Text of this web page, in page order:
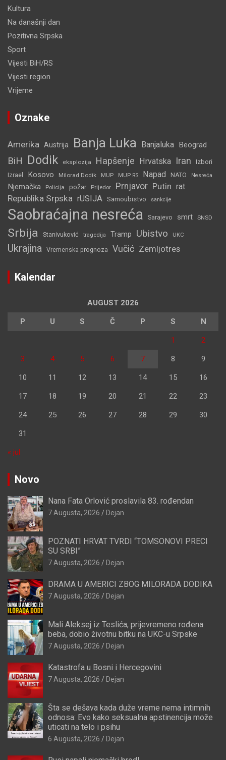
Kultura
Na današnji dan
Pozitivna Srpska
Sport
Vijesti BiH/RS
Vijesti region
Vrijeme
Oznake
Amerika Austrija Banja Luka Banjaluka Beograd
BiH Dodik eksplozija Hapšenje Hrvatska Iran Izbori
Izrael Kosovo Milorad Dodik MUP MUP RS Napad NATO Nesreća
Njemačka Policija požar Prijedor Prnjavor Putin rat
Republika Srpska rUSIJA Samoubistvo sankcije
Saobraćajna nesreća Sarajevo smrt SNSD
Srbija Stanivuković tragedija Tramp Ubistvo UKC
Ukrajina Vremenska prognoza Vučić Zemljotres
Kalendar
AUGUST 2026
P U S Č P S N
1 2
3 4 5 6 7 8 9
10 11 12 13 14 15 16
17 18 19 20 21 22 23
24 25 26 27 28 29 30
31
« jul
Novo
Nana Fata Orlović proslavila 83. rođendan
7 Augusta, 2026 Dejan
POZNATI HRVAT TVRDI “TOMSONOVI PRECI
SU SRBI”
7 Augusta, 2026 Dejan
DRAMA U AMERICI ZBOG MILORADA DODIKA
7 Augusta, 2026 Dejan
Mali Aleksej iz Teslića, prijevremeno rođena
beba, dobio životnu bitku na UKC-u Srpske
7 Augusta, 2026 Dejan
Katastrofa u Bosni i Hercegovini
7 Augusta, 2026 Dejan
Šta se dešava kada duže vreme nema intimnih
odnosa: Evo kako seksualna apstinencija može
uticati na telo i psihu
6 Augusta, 2026 Dejan